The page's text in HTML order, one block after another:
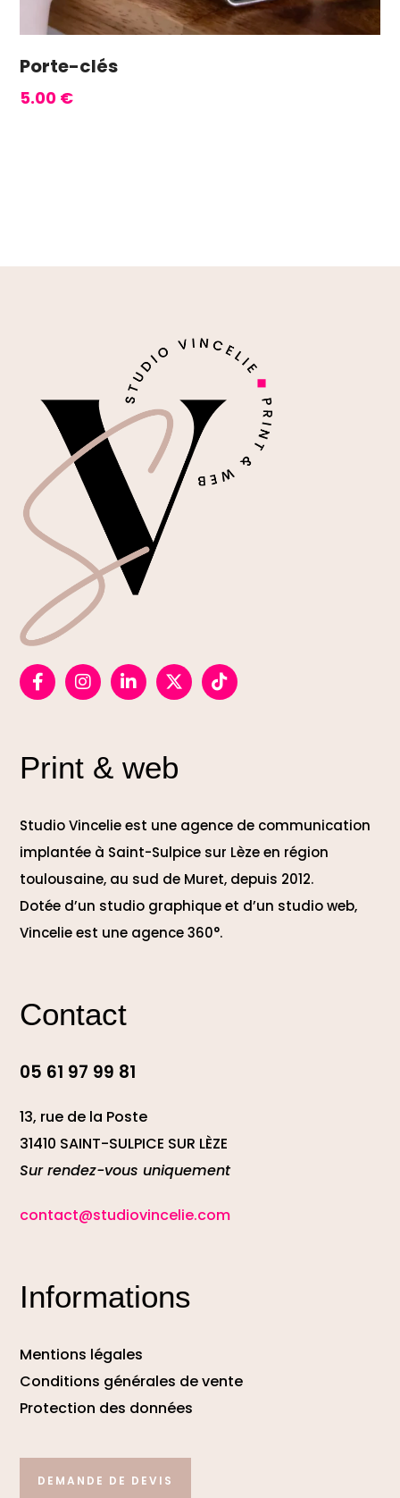
Porte-clés
5.00 €
Print & web
Studio Vincelie est une agence de communication
implantée à Saint-Sulpice sur Lèze en région
toulousaine, au sud de Muret, depuis 2012.
Dotée d’un studio graphique et d’un studio web,
Vincelie est une agence 360°.
Contact
05 61 97 99 81
13, rue de la Poste
31410 SAINT-SULPICE SUR LÈZE
Sur rendez-vous uniquement
contact@studiovincelie.com
Informations
Mentions légales
Conditions générales de vente
Protection des données
DEMANDE DE DEVIS